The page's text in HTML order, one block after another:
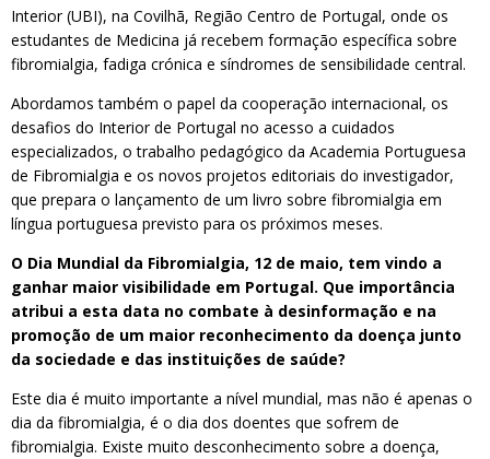
Interior (UBI), na Covilhã, Região Centro de Portugal, onde os
estudantes de Medicina já recebem formação específica sobre
fibromialgia, fadiga crónica e síndromes de sensibilidade central.
Abordamos também o papel da cooperação internacional, os
desafios do Interior de Portugal no acesso a cuidados
especializados, o trabalho pedagógico da Academia Portuguesa
de Fibromialgia e os novos projetos editoriais do investigador,
que prepara o lançamento de um livro sobre fibromialgia em
língua portuguesa previsto para os próximos meses.
O Dia Mundial da Fibromialgia, 12 de maio, tem vindo a
ganhar maior visibilidade em Portugal. Que importância
atribui a esta data no combate à desinformação e na
promoção de um maior reconhecimento da doença junto
da sociedade e das instituições de saúde?
Este dia é muito importante a nível mundial, mas não é apenas o
dia da fibromialgia, é o dia dos doentes que sofrem de
fibromialgia. Existe muito desconhecimento sobre a doença,